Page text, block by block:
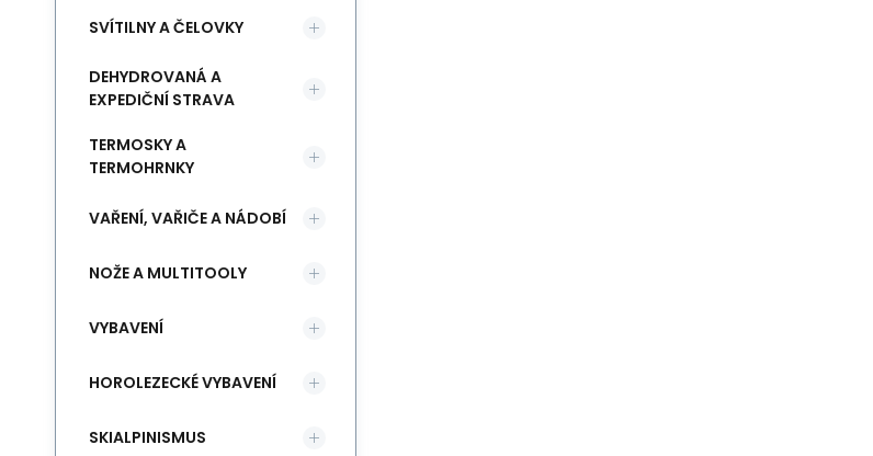
SVÍTILNY A ČELOVKY
DEHYDROVANÁ A
EXPEDIČNÍ STRAVA
TERMOSKY A
TERMOHRNKY
VAŘENÍ, VAŘIČE A NÁDOBÍ
NOŽE A MULTITOOLY
VYBAVENÍ
HOROLEZECKÉ VYBAVENÍ
SKIALPINISMUS